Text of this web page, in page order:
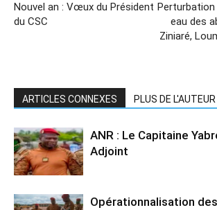
Nouvel an : Vœux du Président
du CSC
eau des
Ziniaré,
ARTICLES CONNEXES PLUS DE L'AUTEUR
ANR : Le Capitaine
Adjoint
Opérationnalisation